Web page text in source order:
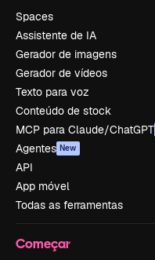
Spaces
Assistente de IA
Gerador de imagens
Gerador de vídeos
Texto para voz
Conteúdo de stock
MCP para Claude/ChatGPT
Agentes New
API
App móvel
Todas as ferramentas
Começar